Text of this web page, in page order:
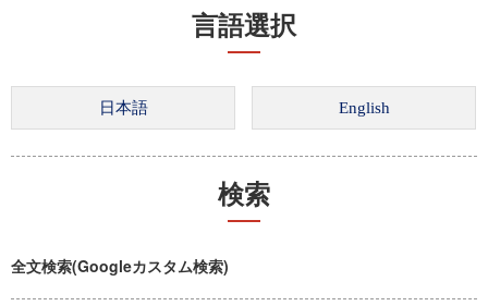
言語選択
検索
全文検索(Googleカスタム検索)